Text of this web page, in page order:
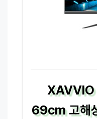
69cm 고해